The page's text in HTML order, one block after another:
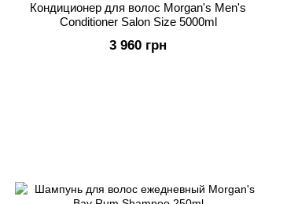
Кондиционер для волос Morgan's Men's
Conditioner Salon Size 5000ml
3 960 грн